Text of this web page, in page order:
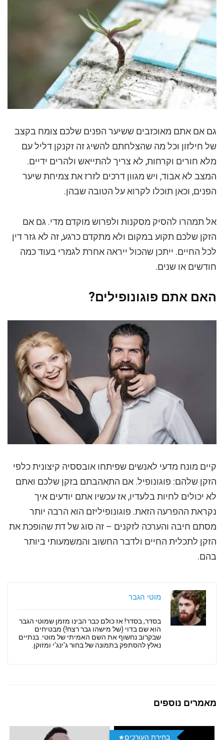
גם אם אתם מאוכזבים ששיער הפנים שלכם צומח בקצב
של חילזון וכל מה שהצלחתם להשיג זה זקנקן דליל עם
מלא חורים וקרחות, לא צריך להתייאש ולהרים ידיים.
המצב לא אבוד, ויש מגוון דרכים לזרז את צמיחת שיער
הפנים, וכאן תוכלו לקרוא על הטובה שבהן.
אל תמהרו להסיק מסקנות ולפרוש מוקדם מדי. גם אם
הזקן שלכם תקוע במקום ולא מתקדם כרגע, זה לא גזר דין
לכל החיים. ייתכן שהכול ייראה אחרת לגמרי בעוד כמה
חודשים או שנים.
האם אתם פוגונופילים?
קיים מונח מדעי לאנשים שפיתחו אובססיה קיצונית כלפי
הזקן שלהם: פוגונופיל. אם התאהבתם בזקן שלכם ואתם
לא יכולים לחיות בלעדיו, אז עכשיו אתם יודעים איך
נקראת ההפרעה הזאת. פוגונופיליזם הוא הרבה יותר
מסתם חיבה והערכה לזקנים – זה סוג של דת שהופכת את
הזקן לתכלית החיים ולדבר החשוב והמשמעותי ביותר
בהם.
מוטי הגבר
בסדר, בסדר! אז כולם כבר הבינו מזמן שמוטי הגבר
הוא שם בדוי (של מישהו גבר רצח!) מבטיחים
שבקרוב נחשוף את השם האמיתי של מוטי. בנתיים
נאלץ להסתפק בתמונה של בחור ג'ינג'י ומזוקן.
מאמרים נוספים
בחירת העורכים